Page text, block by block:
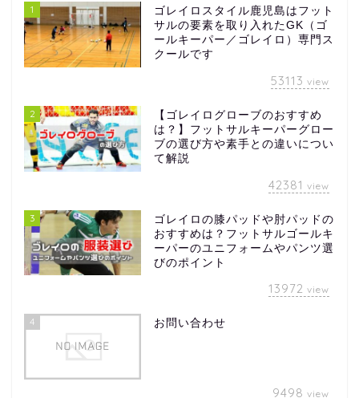
1
ゴレイロスタイル鹿児島はフット
サルの要素を取り入れたGK（ゴ
ールキーパー／ゴレイロ）専門ス
クールです
53113 view
2
【ゴレイログローブのおすすめ
は？】フットサルキーパーグロー
ブの選び方や素手との違いについ
て解説
42381 view
3
ゴレイロの膝パッドや肘パッドの
おすすめは？フットサルゴールキ
ーパーのユニフォームやパンツ選
びのポイント
13972 view
4 お問い合わせ
9498 view